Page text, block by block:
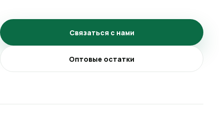
Связаться с нами
Оптовые остатки